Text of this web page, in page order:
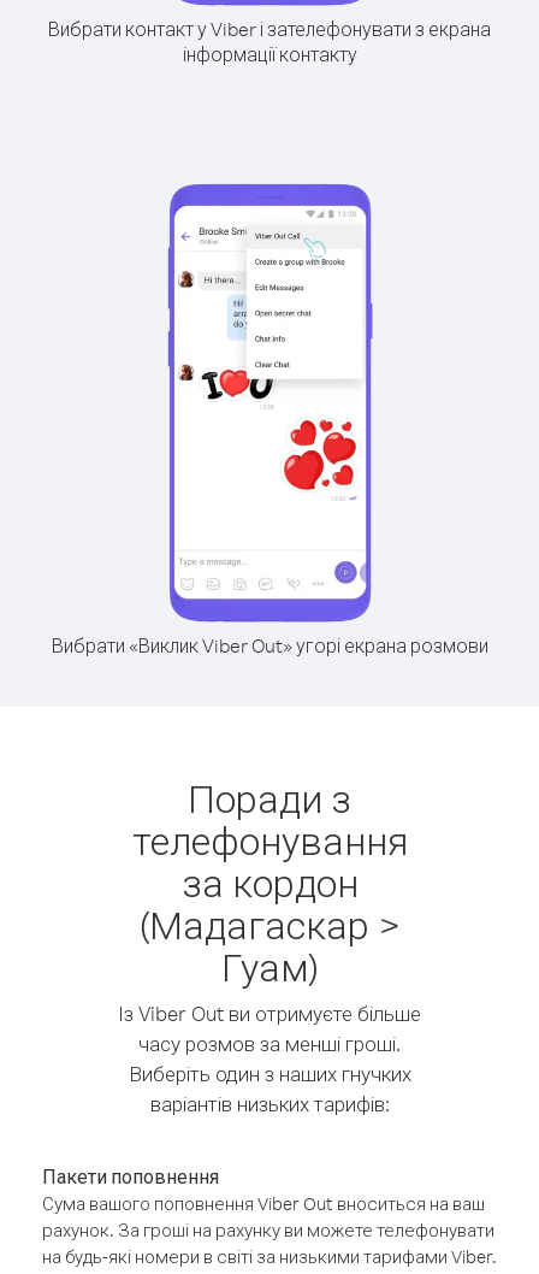
Вибрати контакт у Viber і зателефонувати з екрана
інформації контакту
Вибрати «Виклик Viber Out» угорі екрана розмови
Поради з
телефонування
за кордон
(Мадагаскар >
Гуам)
Із Viber Out ви отримуєте більше
часу розмов за менші гроші.
Виберіть один з наших гнучких
варіантів низьких тарифів:
Пакети поповнення
Сума вашого поповнення Viber Out вноситься на ваш
рахунок. За гроші на рахунку ви можете телефонувати
на будь-які номери в світі за низькими тарифами Viber.